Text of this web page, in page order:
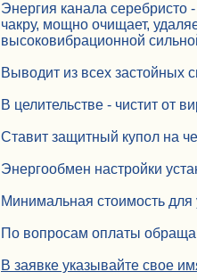
Энергия канала серебристо
чакру, мощно очищает,
высоковибрационной
Выводит из всех застойных
В целительстве - чистит от
Ставит защитный купол на
Энергообмен настройки
Минимальная стоимость для
По вопросам оплаты
В заявке указывайте свое